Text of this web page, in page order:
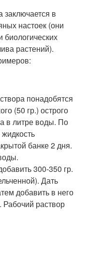
заключается в
настоек (они
биологических
растений).
понадобятся
(50 гр.) острого
в литре воды. По
банке 2 дня.
300-350 гр.
Дать
добавить в него
раствор